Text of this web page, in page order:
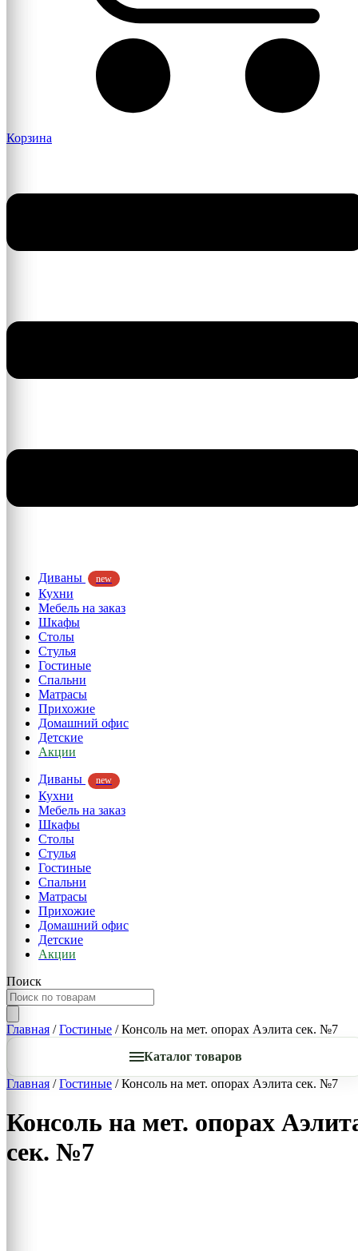
Корзина
Диваны new
Кухни
Мебель на заказ
Шкафы
Столы
Стулья
Гостиные
Спальни
Матрасы
Прихожие
Домашний офис
Детские
Акции
Диваны
new
Кухни
Мебель на заказ
Шкафы
Столы
Стулья
Гостиные
Спальни
Матрасы
Прихожие
Домашний офис
Детские
Акции
Поиск
Главная /Гостиные / Консоль на мет. опорах Аэлита сек. №7
Каталог товаров
Главная /Гостиные / Консоль на мет. опорах Аэлита сек. №7
Консоль на мет. опорах
сек. №7